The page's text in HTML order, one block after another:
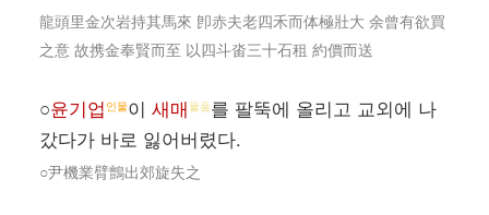
龍頭里金次岩持其馬來 卽赤夫老四禾而体極壯大 余曾有欲買
之意 故携金奉賢而至 以四斗畓三十石租 約價而送
○윤기업 인물이 새매 물품를 팔뚝에 올리고 교외에 나
갔다가 바로 잃어버렸다.
○尹機業臂鸇出郊旋失之